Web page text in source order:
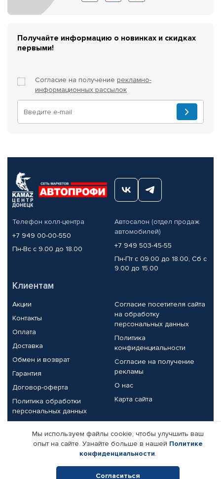
Получайте информацию о новинках и скидках
первыми!
Согласие на получение рекламно-
информационных рассылок
Телефон колл-центра
+7 949 00-00-550
Пн-Вс с 9.00 до 18.00
Автосалон (отдел продаж
автомобилей)
+7 949 503-45-55
Пн-Пт с 09.00 до 18.00, Сб с
9.00 до 15.00
Клиентам
Акции
Контакты
Оплата
Доставка
Обмен и возврат
Гарантия
Договор-оферта
Политика обработки
персональных данных
Согласие посетителя сайта
на обработку
персональных данных
Политика
конфиденциальности
Согласие на получение
рекламы
О нас
Карта сайта
Партнерам
Корпоративным клиентам
Поставщикам
Реквизиты компании
Мы используем файлы cookie, чтобы улучшить ваш
опыт на сайте. Узнайте больше в нашей Политике
конфиденциальности.
Согласиться